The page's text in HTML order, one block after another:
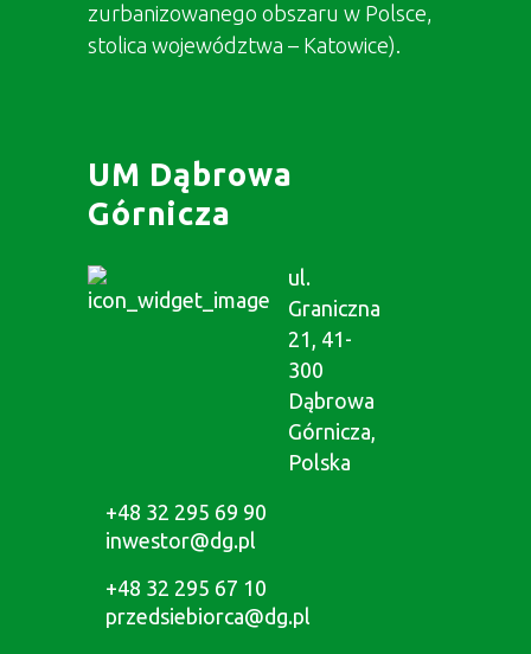
zurbanizowanego obszaru w Polsce,
stolica województwa – Katowice).
UM Dąbrowa
Górnicza
ul.
Graniczna
21, 41-
300
Dąbrowa
Górnicza,
Polska
+48 32 295 69 90
inwestor@dg.pl
+48 32 295 67 10
przedsiebiorca@dg.pl